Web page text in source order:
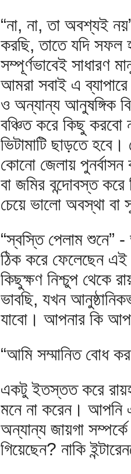
“না, না, তা অবশ্যই
করছি, তাতে যদি সফল
সম্পূর্ণভাবেই সাধারণ
আমরা সবাই এ
ও অন্যান্য আনুষঙ্গিক
বঞ্চিত করে কিছু
ভিটামাটি ছাড়তে
কোনো জেলায়
বা জমির বন্দোবস্ত
চেয়ে ভালো অবস্থা বা
“স্বস্তি পেলাম শুনে”
ঠিক করে ফেলেছেন এই
কিছুক্ষণ নিশ্চুপ থেকে
ভাবছি, যখন
যাবো। আপনার কি
“আমি সম্মানিত বোধ
একটু ইতস্তত করে
মনে না করেন। আপনি
অন্যান্য জায়গা
গিয়েছেন? নাকি